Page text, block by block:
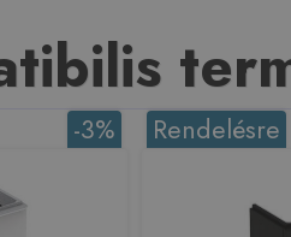
-3% Rendelésre